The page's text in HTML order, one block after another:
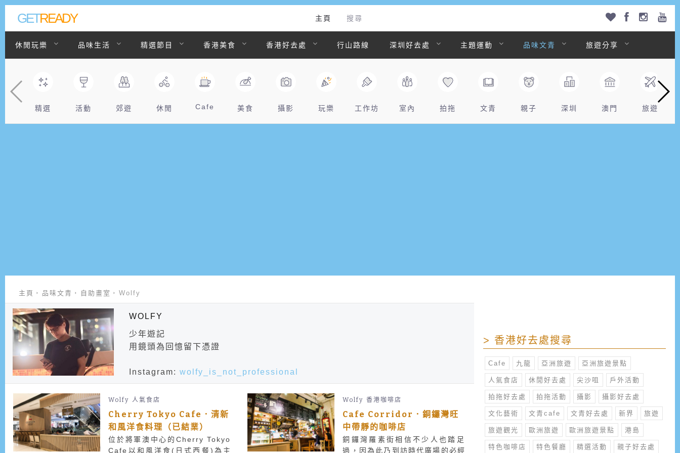
GETREADY 主頁 搜尋
休閒玩樂 品味生活 精選節目 香港美食 香港好去處 行山路線 深圳好去處 主題運動 品味文青 旅遊分享
精選 活動 郊遊 休閒 Cafe 美食 攝影 玩樂 工作坊 室內 拍拖 文青 親子 深圳 澳門 旅遊
主頁 品味文青 自助畫室 Wolfy
WOLFY
少年遊記
用鏡頭為回憶留下憑證
Instagram: wolfy_is_not_professional
Wolfy 人氣食店
Cherry Tokyo Cafe．清新
和風洋食料理（已結業）
位於將軍澳中心的Cherry Tokyo
Cafe以和風洋食(日式西餐)為主
Wolfy 香港咖啡店
Cafe Corridor．銅鑼灣旺
中帶靜的咖啡店
銅鑼灣羅素街相信不少人也踏足
過，因為此乃到訪時代廣場的必經
> 香港好去處搜尋
Cafe 九龍 亞洲旅遊 亞洲旅遊景點
人氣食店 休閒好去處 尖沙咀 戶外活動
拍拖好去處 拍拖活動 攝影 攝影好去處
文化藝術 文青cafe 文青好去處 新界 旅遊
旅遊觀光 歐洲旅遊 歐洲旅遊景點 港島
特色咖啡店 特色餐廳 精選活動 親子好去處